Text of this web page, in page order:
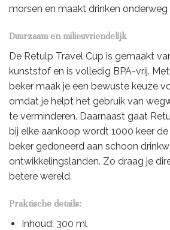
morsen en maakt drinken onderweg
Duurzaam en milieuvriendelijk
De Retulp Travel Cup is gemaakt
kunststof en is volledig BPA-vrij.
beker maak je een bewuste keuze
omdat je helpt het gebruik van
te verminderen. Daarnaast gaat
bij elke aankoop wordt 1000 keer
beker gedoneerd aan schoon
ontwikkelingslanden. Zo draag je
betere wereld.
Praktische details:
Inhoud: 300 ml